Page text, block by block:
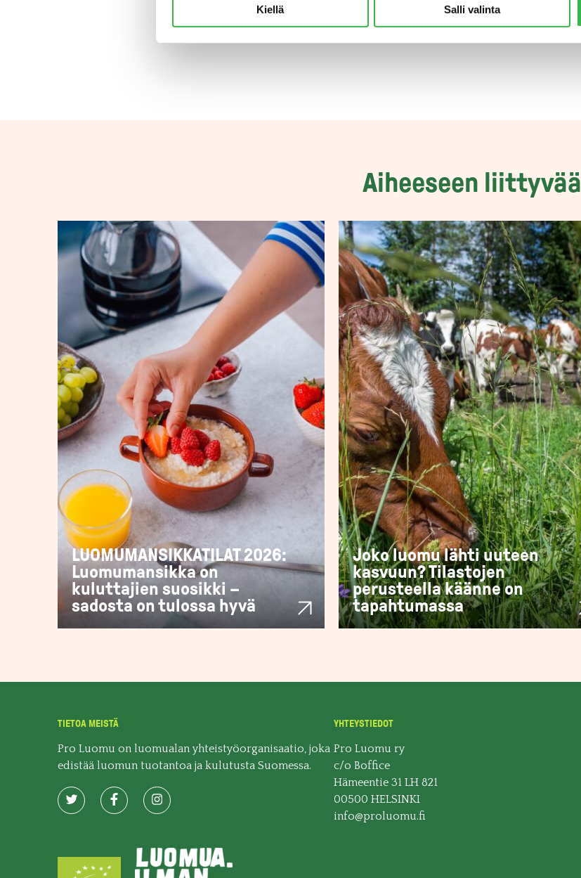
Kiellä Salli valinta
Luomuinstituutti, puh. 029 532 6780
Aiheeseen liittyvää
LUOMUMANSIKKATILAT 2026:
Luomumansikka on
kuluttajien suosikki –
sadosta on tulossa hyvä
Joko luomu lähti uuteen
kasvuun? Tilastojen
perusteella käänne on
tapahtumassa
TIETOA MEISTÄ
Pro Luomu on luomualan yhteistyöorganisaatio, joka
edistää luomun tuotantoa ja kulutusta Suomessa.
YHTEYSTIEDOT
Pro Luomu ry
c/o Boffice
Hämeentie 31 LH 821
00500 HELSINKI
info@proluomu.fi